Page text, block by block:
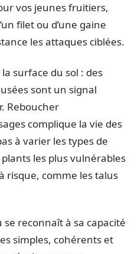
vos jeunes fruitiers,
filet ou d’une gaine
les attaques ciblées.
surface du sol : des
sont un signal
Reboucher
complique la vie des
à varier les types de
les plus vulnérables
risque, comme les talus
reconnaît à sa capacité
simples, cohérents et